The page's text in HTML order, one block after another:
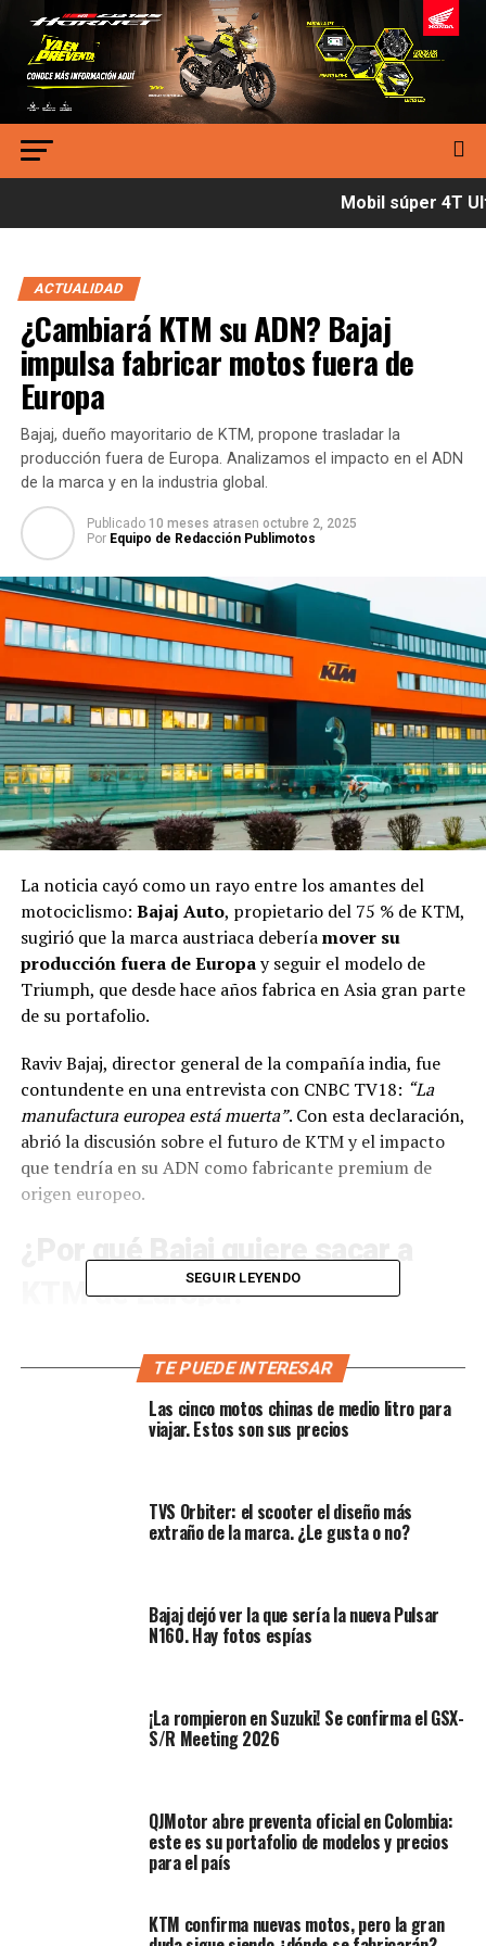
Mobil súper 4T
ACTUALIDAD
¿Cambiará KTM su ADN? Bajaj
impulsa fabricar motos fuera de
Europa
Bajaj, dueño mayoritario de KTM, propone trasladar la
producción fuera de Europa. Analizamos el impacto en el ADN
de la marca y en la industria global.
Publicado 10 meses atrasen octubre 2, 2025
Por Equipo de Redacción Publimotos
La noticia cayó como un rayo entre los amantes del
motociclismo: Bajaj Auto, propietario del 75 % de KTM,
sugirió que la marca austriaca deberíamover su
producción fuera de Europay seguir el modelo de
Triumph, que desde hace años fabrica en Asia gran parte
de su portafolio.
Raviv Bajaj, director general de la compañía india, fue
contundente en una entrevista con CNBC TV18: “La
manufactura europea está muerta”. Con esta declaración,
abrió la discusión sobre el futuro de KTM y el impacto
que tendría en su ADN como fabricante premium de
origen europeo.
¿Por qué Bajaj quiere sacar a
KTM de Europa?
producción. Mientras las motos de KTM fabricadas y
, en Europa la competitividad es mucho
menor. India ofrececadenas de suministro más
resulta más atractivo.
Bajaj citó a Triumph como referencia. La marca británica
SEGUIR LEYENDO
TE PUEDE INTERESAR
Las cinco motos chinas de medio litro para
viajar. Estos son sus precios
TVS Orbiter: el scooter el diseño más
extraño de la marca. ¿Le gusta o no?
Bajaj dejó ver la que sería la nueva Pulsar
N160. Hay fotos espías
¡La rompieron en Suzuki! Se confirma el GSX-
S/R Meeting 2026
QJMotor abre preventa oficial en Colombia:
este es su portafolio de modelos y precios
para el país
KTM confirma nuevas motos, pero la gran